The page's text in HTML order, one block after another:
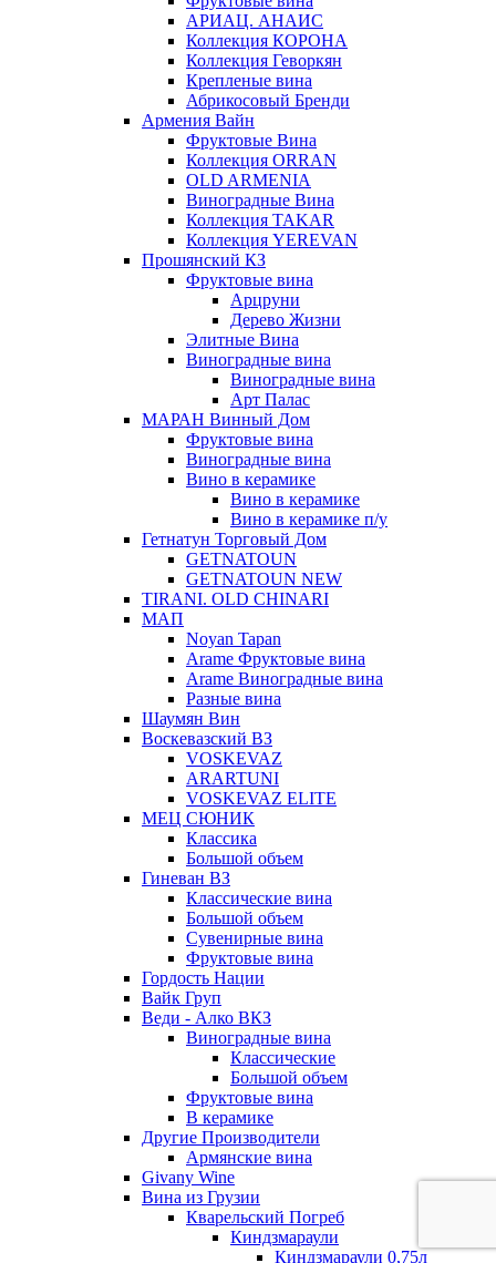
АРИАЦ. АНАИС
Коллекция КОРОНА
Коллекция Геворкян
Крепленые вина
Абрикосовый Бренди
Армения Вайн
Фруктовые Вина
Коллекция ORRAN
OLD ARMENIA
Виноградные Вина
Коллекция TAKAR
Коллекция YEREVAN
Прошянский КЗ
Фруктовые вина
Арцруни
Дерево Жизни
Элитные Вина
Виноградные вина
Виноградные вина
Арт Палас
МАРАН Винный Дом
Фруктовые вина
Виноградные вина
Вино в керамике
Вино в керамике
Вино в керамике п/у
Гетнатун Торговый Дом
GETNATOUN
GETNATOUN NEW
TIRANI. OLD CHINARI
МАП
Noyan Tapan
Arame Фруктовые вина
Arame Виноградные вина
Разные вина
Шаумян Вин
Воскевазский ВЗ
VOSKEVAZ
ARARTUNI
VOSKEVAZ ELITE
МЕЦ СЮНИК
Классика
Большой объем
Гиневан ВЗ
Классические вина
Большой объем
Сувенирные вина
Фруктовые вина
Гордость Нации
Вайк Груп
Веди - Алко ВКЗ
Виноградные вина
Классические
Большой объем
Фруктовые вина
В керамике
Другие Производители
Армянские вина
Givany Wine
Вина из Грузии
Кварельский Погреб
Киндзмараули
Киндзмараули 0,75л